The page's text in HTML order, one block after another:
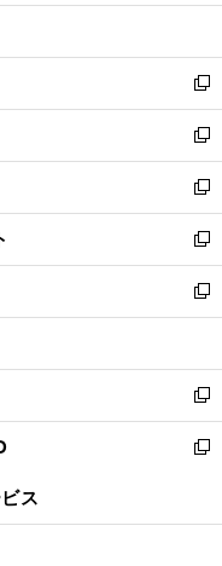
開
ウ
開
く
ン
ウ
で
開
く
ウ
ン
ド
ウ
で
開
く
し
ウ
ィ
ン
ド
ウ
で
開
く
新
し
い
ウ
ィ
ン
ド
ウ
で
開
新
し
い
ウ
ィ
ン
ド
ウ
開
く
新
し
い
ウ
ィ
ン
ウ
で
開
く
新
し
い
ウ
ン
ド
ウ
で
新
し
ウ
ィ
ン
ド
開
新
し
い
ン
新
ウ
ス